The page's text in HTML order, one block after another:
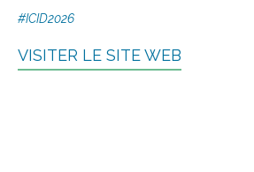
#ICID2026
VISITER LE SITE WEB